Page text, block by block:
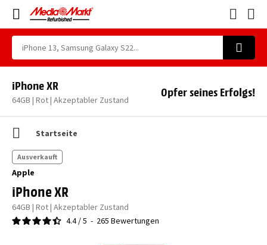
iPhone XR
64GB | Rot | Akzeptabler Zustand
Opfer seines Erfolgs!
Startseite
Apple
iPhone XR
64GB | Rot | Akzeptabler Zustand
4.4 /5 - 265 Bewertungen
Ausverkauft